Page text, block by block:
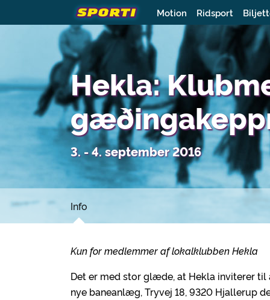
Motion Ridsport
Hekla:
3. - 4. september 2016
Info
Kun for medlemmer af lokalklubben Hekla
Det er med stor glæde, at Hekla inviterer
nye baneanlæg, Tryvej 18, 9320 Hjallerup